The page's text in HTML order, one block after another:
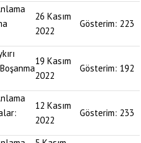
26 Kasım
2022
Gösterim: 223
19 Kasım
2022
Gösterim: 192
12 Kasım
2022
Gösterim: 233